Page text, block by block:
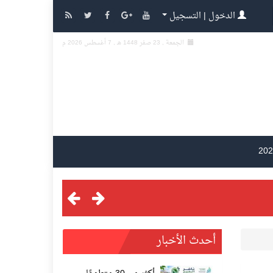
الدخول | التسجيل
الجمعة , 23 صفر 1448 هـ , 7 أغسطس 2026 م
أحدث الأخبار